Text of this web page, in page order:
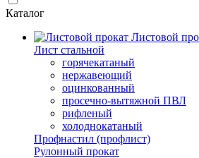
Каталог
Листовой
Лист стальной
горячекатаный
нержавеющий
оцинкованный
просечно-вытяжной ПВЛ
рифленый
холоднокатаный
Профнастил (профлист)
Рулонный прокат